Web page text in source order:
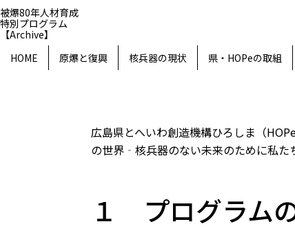
被爆80年人材育成
特別プログラム
【Archive】
HOME
原爆と復興 核兵器の現状 県・HOPeの取組
広島県とへいわ創造機構ひろしま（
の世界‐核兵器のない未来のために私た
１ プログラム